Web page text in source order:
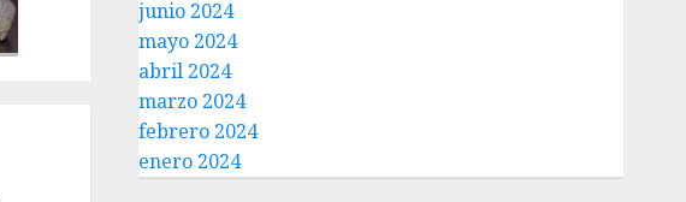
junio 2024
mayo 2024
abril 2024
marzo 2024
febrero 2024
enero 2024